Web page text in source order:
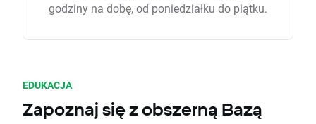
godziny na dobę, od poniedziałku do piątku.
EDUKACJA
Zapoznaj się z obszerną Bazą